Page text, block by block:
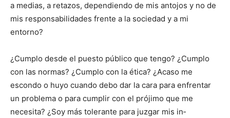
a medias, a retazos, dependiendo de mis antojos y no de
mis res­ponsabilidades frente a la sociedad y a mi
entorno?
¿Cumplo desde el puesto público que tengo? ¿Cumplo
con las normas? ¿Cumplo con la ética? ¿Acaso me
escondo o huyo cuando debo dar la cara para enfrentar
un problema o para cumplir con el prójimo que me
necesita? ¿Soy más tolerante para juzgar mis in­